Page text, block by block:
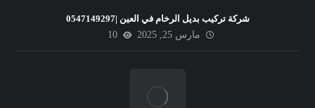
شركة تركيب بديل الرخام في العين |0547149297
مارس 25, 2025
10